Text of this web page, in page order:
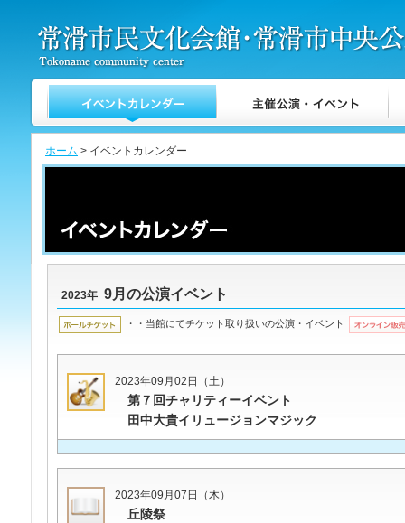
ホーム > イベントカレンダー
2023年 9月の公演イベント
・・当館にてチケット取り扱いの公演・イベント
2023年09月02日（土）
第７回チャリティーイベント
田中大貴イリュージョンマジック
2023年09月07日（木）
丘陵祭